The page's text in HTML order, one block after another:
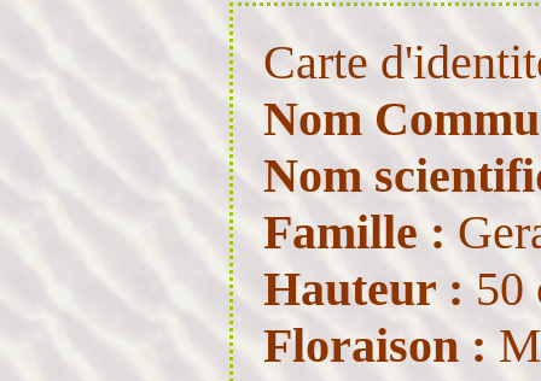
Carte
Nom
Nom
Famille :
Hauteur :50
Floraison :